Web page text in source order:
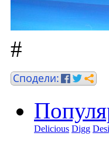
#
Delicious Digg